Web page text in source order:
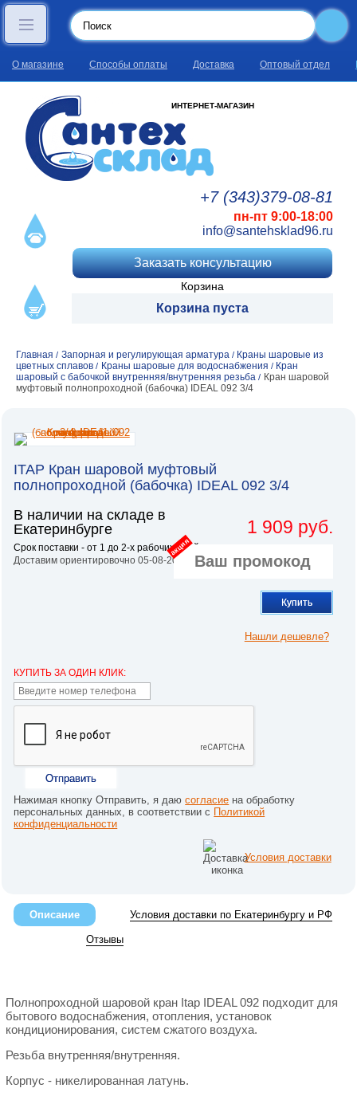
О магазине Способы оплаты Доставка Оптовый отдел
ИНТЕРНЕТ-МАГАЗИН
+7 (343)379-08-81
пн-пт 9:00-18:00
info@santehsklad96.ru
Заказать консультацию
Корзина
Корзина пуста
Главная / Запорная и регулирующая арматура / Краны шаровые из
цветных сплавов / Краны шаровые для водоснабжения / Кран
шаровый с бабочкой внутренняя/внутренняя резьба / Кран шаровой
муфтовый полнопроходной (бабочка) IDEAL 092 3/4
ITAP Кран шаровой муфтовый
полнопроходной (бабочка) IDEAL 092 3/4
В наличии на складе в
Екатеринбурге
Срок поставки - от 1 до 2-х рабочих дней.
Доставим ориентировочно 05-08-2026
1 909 руб.
акция
Купить
Нашли дешевле?
КУПИТЬ ЗА ОДИН КЛИК:
Отправить
Нажимая кнопку Отправить, я даюсогласие на обработку
персональных данных, в соответствии с Политикой
конфиденциальности
Условия доставки
Описание Условия доставки по Екатеринбургу и РФ
Отзывы
Полнопроходной шаровой кран Itap IDEAL 092 подходит для
бытового водоснабжения, отопления, установок
кондиционирования, систем сжатого воздуха.
Резьба внутренняя/внутренняя.
Корпус - никелированная латунь.